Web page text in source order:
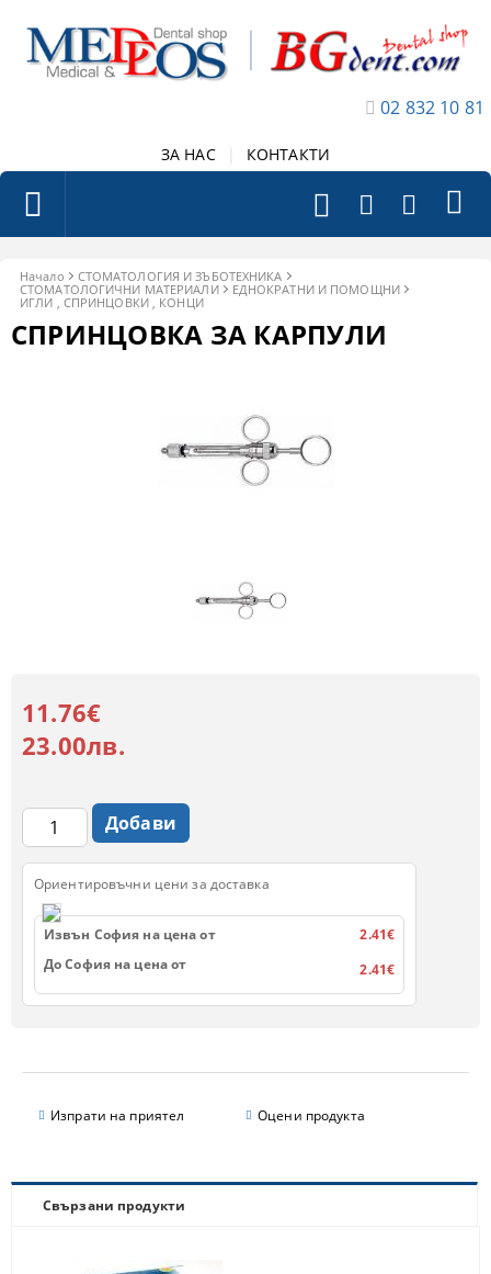
02 832 10 81
ЗА НАС КОНТАКТИ
Начало
СТОМАТОЛОГИЯ И ЗЪБОТЕХНИКА
СТОМАТОЛОГИЧНИ МАТЕРИАЛИ
ЕДНОКРАТНИ И ПОМОЩНИ
ИГЛИ , СПРИНЦОВКИ , КОНЦИ
СПРИНЦОВКА ЗА КАРПУЛИ
Изпрати на приятел Оцени продукта
11.76€
23.00лв.
Ориентировъчни цени за доставка
Извън София на цена от
2.41€
До София на цена от
2.41€
Свързани продукти